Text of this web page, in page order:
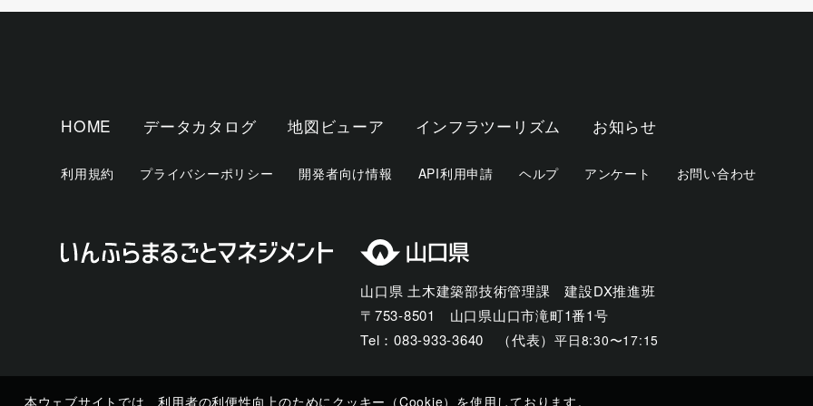
HOME データカタログ 地図ビューア インフラツーリズム お知らせ
利用規約 プライバシーポリシー 開発者向け情報 API利用申請 ヘルプ アンケート お問い合わせ
山口県 土木建築部技術管理課 建設DX推進班
〒753-8501 山口県山口市滝町1番1号
Tel：083-933-3640
（代表）平日8:30〜17:15
本ウェブサイトでは、利用者の利便性向上のためにクッキー（Cookie）を使用しております。